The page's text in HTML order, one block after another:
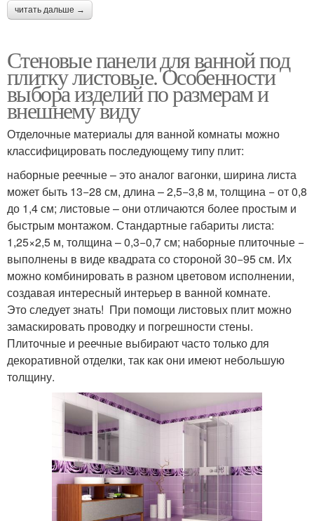
читать дальше →
Стеновые панели для ванной под
плитку листовые. Особенности
выбора изделий по размерам и
внешнему виду
Отделочные материалы для ванной комнаты можно
классифицировать последующему типу плит:
наборные реечные – это аналог вагонки, ширина листа
может быть 13−28 см, длина – 2,5−3,8 м, толщина − от 0,8
до 1,4 см; листовые – они отличаются более простым и
быстрым монтажом. Стандартные габариты листа:
1,25×2,5 м, толщина – 0,3−0,7 см; наборные плиточные −
выполнены в виде квадрата со стороной 30−95 см. Их
можно комбинировать в разном цветовом исполнении,
создавая интересный интерьер в ванной комнате.
Это следует знать! При помощи листовых плит можно
замаскировать проводку и погрешности стены.
Плиточные и реечные выбирают часто только для
декоративной отделки, так как они имеют небольшую
толщину.